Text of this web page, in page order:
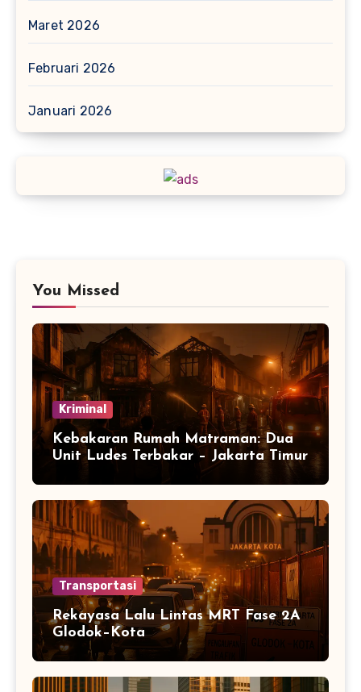
Maret 2026
Februari 2026
Januari 2026
You Missed
Kriminal
Kebakaran Rumah Matraman: Dua
Unit Ludes Terbakar – Jakarta Timur
Transportasi
Rekayasa Lalu Lintas MRT Fase 2A
Glodok–Kota